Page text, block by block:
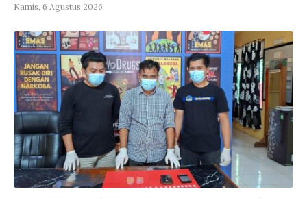
Kamis, 6 Agustus 2026